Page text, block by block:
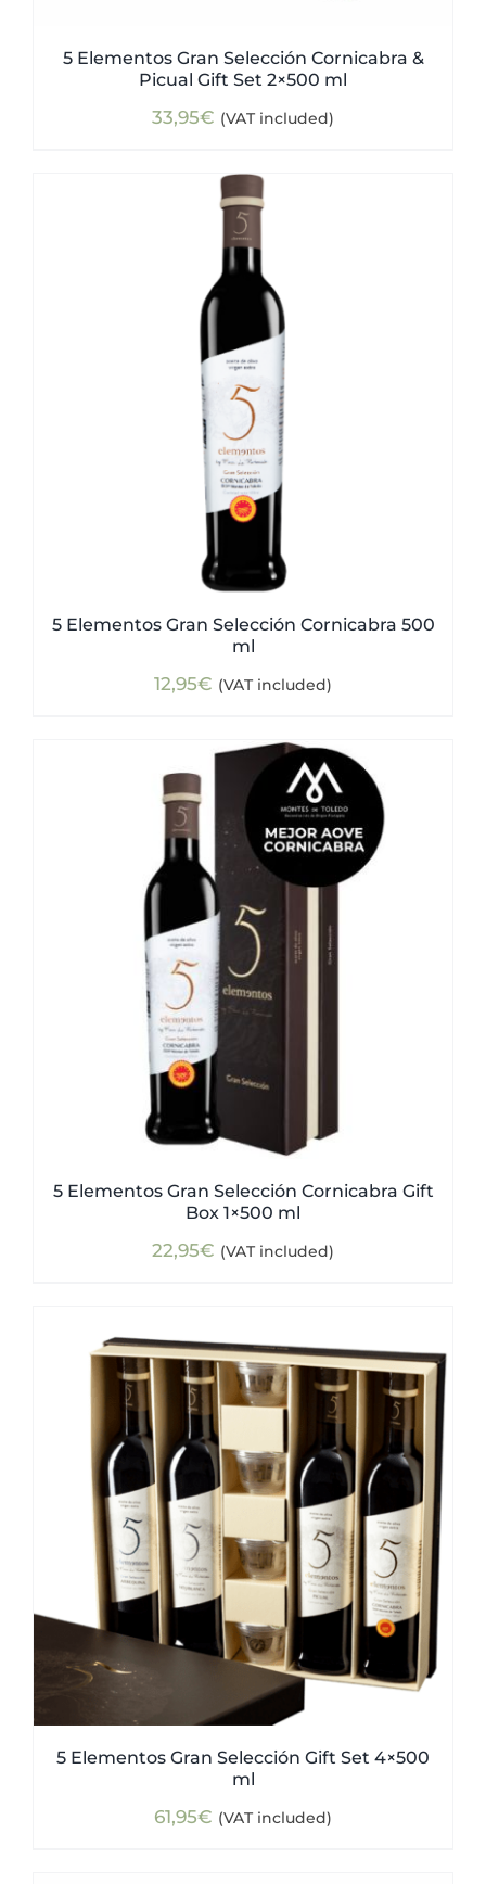
5 Elementos Gran Selección Cornicabra &
Picual Gift Set 2×500 ml
33,95€ (VAT included)
5 Elementos Gran Selección Cornicabra 500
ml
12,95€ (VAT included)
5 Elementos Gran Selección Cornicabra Gift
Box 1×500 ml
22,95€ (VAT included)
5 Elementos Gran Selección Gift Set 4×500
ml
61,95€ (VAT included)